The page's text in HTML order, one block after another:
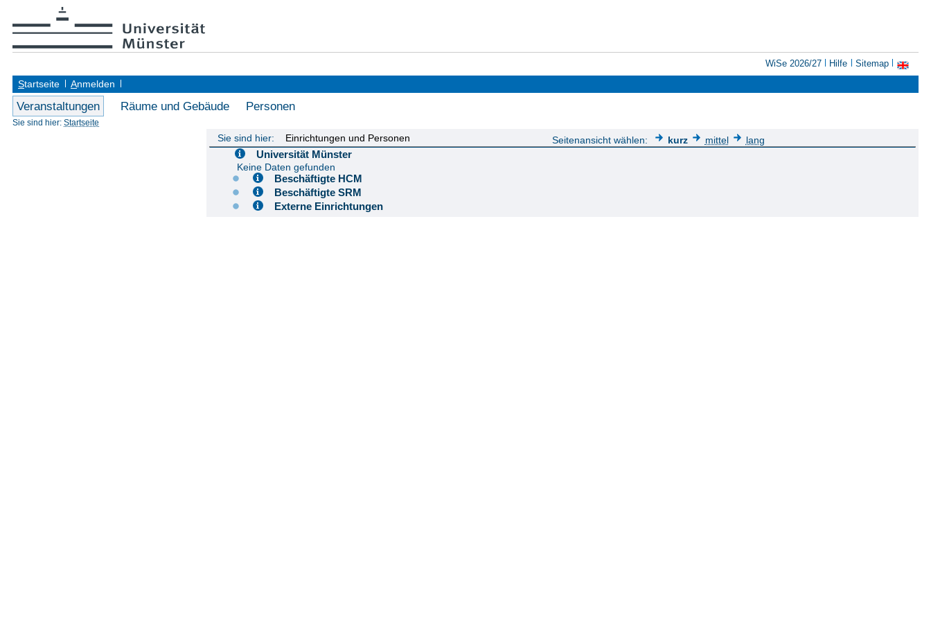
WiSe 2026/27 Hilfe
Sitemap
Startseite Anmelden
Veranstaltungen Räume und Gebäude Personen
Sie sind hier: Startseite
Sie sind hier: Einrichtungen und Personen Seitenansicht wählen: kurz mittel lang
Universität Münster
Keine Daten gefunden
Beschäftigte HCM
Beschäftigte SRM
Externe Einrichtungen